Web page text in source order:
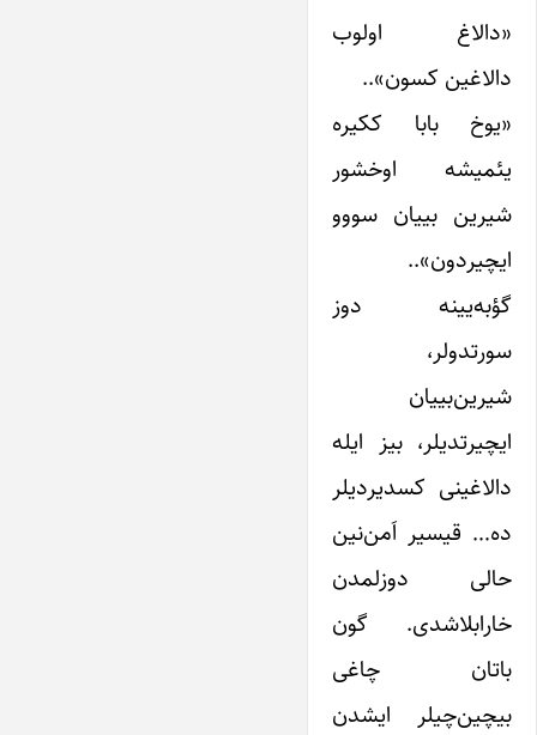
«دالاغ اولوب
دالاغین کسون»..
«یوخ بابا ککیره
یئمیشه اوخشور
شیرین بییان سووو
ایچیردون»..
گؤبه‌یینه دوز
سورتدولر،
شیرین‌بییان
ایچیرتدیلر، بیز ایله
دالاغینی کسدیردیلر
ده… قیسیر اَمن‌نین
حالی دوزلمدن
خارابلاشدی. گون
باتان چاغی
بیچین‌چیلر ایشدن